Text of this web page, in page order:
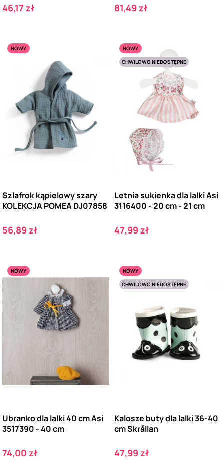
Cena
46,17 zł Cena
81,49 zł
NOWY
Szlafrok kąpielowy szary
KOLEKCJA POMEA DJ07858
Cena
56,89 zł
NOWY
CHWILOWO NIEDOSTĘPNE
Letnia sukienka dla lalki Asi
3116400 - 20 cm - 21 cm
Cena
47,99 zł
NOWY
Ubranko dla lalki 40 cm Asi
3517390 - 40 cm
Cena
74,00 zł
NOWY
CHWILOWO NIEDOSTĘPNE
Kalosze buty dla lalki 36-40
cm Skrållan
Cena
47,99 zł